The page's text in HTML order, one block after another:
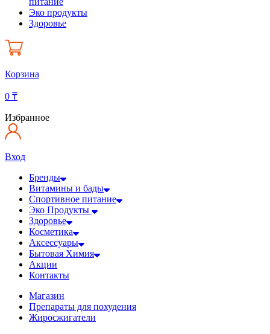
Эко продукты
Здоровье
Корзина
0 ₸
Избранное
Вход
Бренды
Витамины и бады
Спортивное питание
Эко Продукты
Здоровье
Косметика
Аксессуары
Бытовая Химия
Акции
Контакты
Магазин
Препараты для похудения
Жиросжигатели